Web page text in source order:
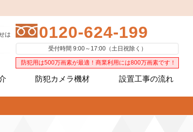
は
0120-624-199
受付時間 9:00～17:00（土日祝除く）
防犯用は500万画素が最適！商業利用には800万画素です！
防犯カメラ機材 設置工事の流れ